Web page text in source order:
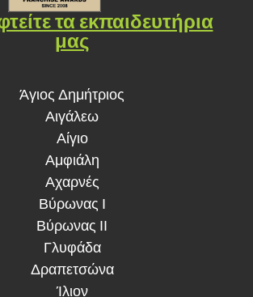
τα εκπαιδευτήρια
μας
Άγιος Δημήτριος
Αιγάλεω
Αίγιο
Αμφιάλη
Αχαρνές
Βύρωνας Ι
Βύρωνας ΙΙ
Γλυφάδα
Δραπετσώνα
Ίλιον